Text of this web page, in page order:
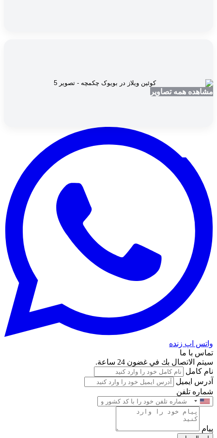
مشاهده همه تصاویر
واتس اپ زنده
تماس با ما
سيتم الاتصال بك في غضون 24 ساعة.
نام کامل
آدرس ایمیل
شماره تلفن
پیام